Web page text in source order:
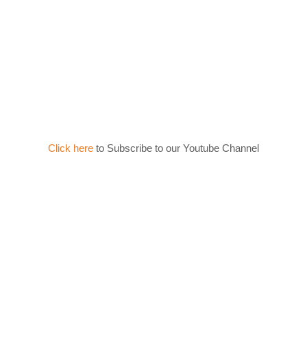
Click here to Subscribe to our Youtube Channel